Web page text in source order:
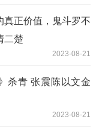
真正价值，鬼斗罗不
二楚
2023-08-21
杀青 张震陈以文金
2023-08-21